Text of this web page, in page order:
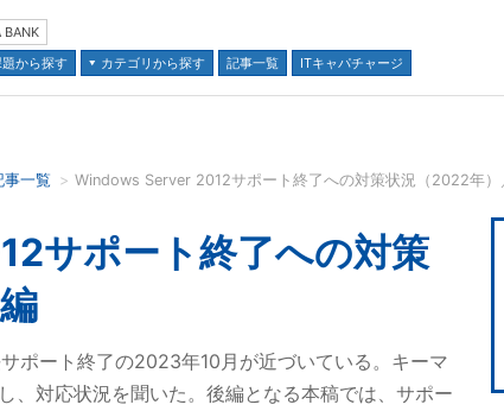
BANK
から探す
カテゴリから探す 記事一覧 ITキャパチャージ
並び順：
事一覧 Windows Server 2012サポート終了への対策状況（2022年）
サポート終了への対策
ポート終了の2023年10月が近づいている。キーマ
、対応状況を聞いた。後編となる本稿では、サポー